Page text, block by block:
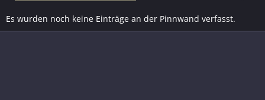
Es wurden noch keine Einträge an der Pinnwand verfasst.